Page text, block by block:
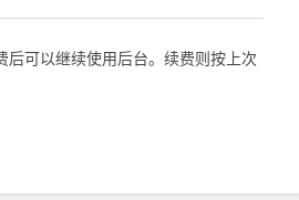
后可以继续使用后台。续费则按上次